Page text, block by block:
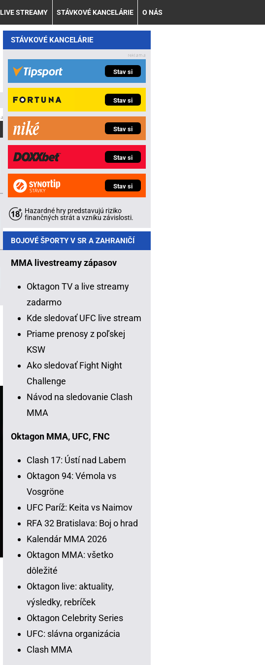
LIVE STREAMY STÁVKOVÉ KANCELÁRIE O NÁS
STÁVKOVÉ KANCELÁRIE
Stav si
Stav si
Stav si
Stav si
Stav si
Hazardné hry predstavujú riziko
finančných strát a vzniku závislosti.
BOJOVÉ ŠPORTY V SR A ZAHRANIČÍ
MMA livestreamy zápasov
Oktagon TV a live streamy
zadarmo
Kde sledovať UFC live stream
Priame prenosy z poľskej
KSW
Ako sledovať Fight Night
Challenge
Návod na sledovanie Clash
MMA
Oktagon MMA, UFC, FNC
Clash 17: Ústí nad Labem
Oktagon 94: Vémola vs
Vosgröne
UFC Paríž: Keita vs Naimov
RFA 32 Bratislava: Boj o hrad
Kalendár MMA 2026
Oktagon MMA: všetko
dôležité
Oktagon live: aktuality,
výsledky, rebríček
Oktagon Celebrity Series
UFC: slávna organizácia
Clash MMA